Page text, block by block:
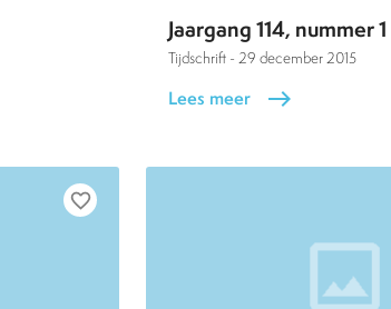
Jaargang 114, nummer 1
Tijdschrift - 29 december 2015
Lees meer east
favorite_border